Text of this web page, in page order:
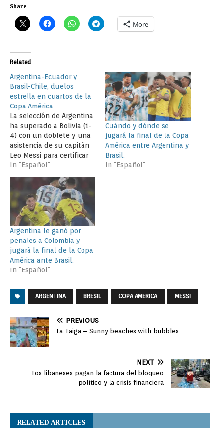
Share
More
Related
Argentina-Ecuador y
Brasil-Chile, duelos
estrella en cuartos de la
Copa América
La selección de Argentina
ha superado a Bolivia (1-
4) con un doblete y una
asistencia de su capitán
Leo Messi para certificar
el liderato en la
concluida fase de grupos
y medirse a Ecuador en
cuartos de la Copa
América, siendo los otros
cruces Brasil-Chile, Perú-
Paraguay y Uruguay-
Colombia. Argentina se…
In "Español"
Cuándo y dónde se
jugará la final de la Copa
América entre Argentina y
Brasil.
In "Español"
Argentina le ganó por
penales a Colombia y
jugará la final de la Copa
América ante Brasil.
In "Español"
ARGENTINA BRESIL COPA AMERICA MESSI
PREVIOUS
La Taiga – Sunny beaches with bubbles
NEXT
Los libaneses pagan la factura del bloqueo
político y la crisis financiera
RELATED ARTICLES